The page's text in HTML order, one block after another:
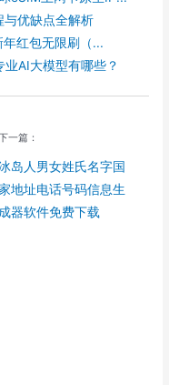
与优缺点全解析
年红包无限刷（...
AI大模型有哪些？
一篇：
岛人男女姓氏名字国
地址电话号码信息生
成器软件免费下载